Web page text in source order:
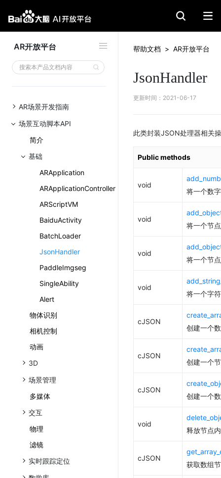
AR开放平台
AR场景开发指南
场景互动脚本API
简介
基础
ARApplication
ARApplicationController
ARScriptVM
BaiduActivity
BatchLoader
JsonHandler
PaddleImgseg
SingleAbility
Alert
物体识别
相机控制
动画
3D
场景管理
多媒体
交互
物理
滤镜
实时跟踪定位
帮助文档 > AR开放平台
JsonHandlerDemo ()
add_object_to_array
add_object_to_object
add_string_to_object
create_object
get_array_object_size
get_string_value
parse
JsonHandler
更新时间 ： 2021-06-17
此类封装JSON处理器相关
Public methods
void
将一个数
void
将一个节
void
将一个节
void
将一个字
cJSON
创建一个
cJSON
创建一个
cJSON
创建一个
void
释放节点
cJSON
获取数组